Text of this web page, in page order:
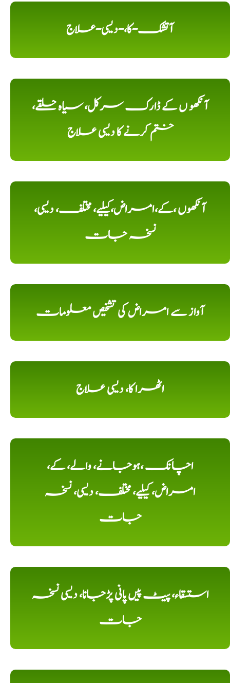
آتشک-کا،-دیسی-علاج
آنکھو ں کے ڈارک سرکل، سیاہ حلقے،
ختم کرنے کا دیسی علاج
آنکھوں ،کے،امراض،کیلیے، مختلف، دیسی،
نسخہ جات
آواز سے امراض کی تشخیص معلومات
اٹھرا کا، دیسی علاج
اچانک ،ہوجانے، والے، کے،
امراض، کیلیے، مختلف، دیسی، نسخہ
جات
استسقاء، پیٹ پیں پانی پڑجانا، دیسی نسخہ
جات